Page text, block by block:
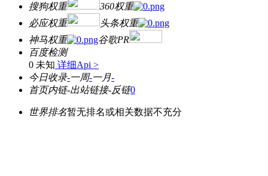
搜狗权重
360权重
必应权重
头条权重
神马权重
谷歌PR
百度检测
0 未知 详细Api >
今日收录-一周-一月-
首页内链-出站链接-反链0
世界排名暂无排名或相关数据不充分